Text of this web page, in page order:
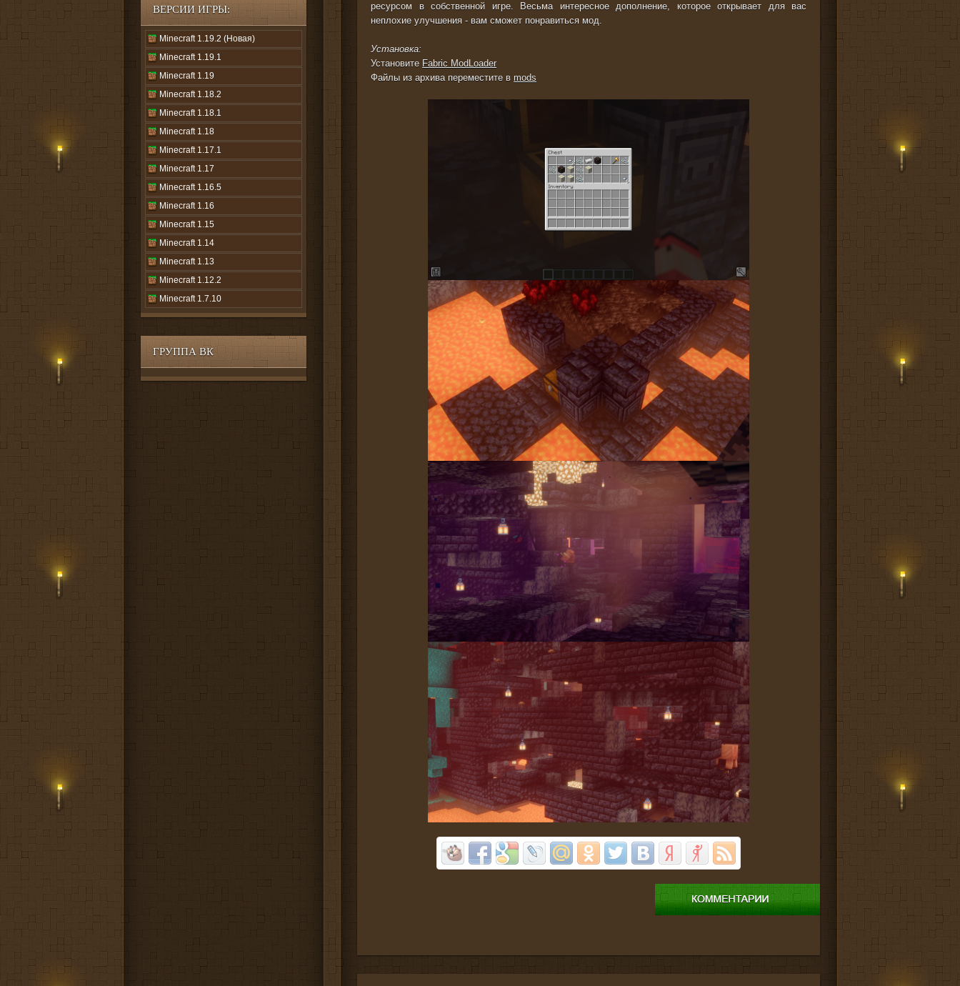
ВЕРСИИ ИГРЫ:
Minecraft 1.19.2 (Новая)
Minecraft 1.19.1
Minecraft 1.19
Minecraft 1.18.2
Minecraft 1.18.1
Minecraft 1.18
Minecraft 1.17.1
Minecraft 1.17
Minecraft 1.16.5
Minecraft 1.16
Minecraft 1.15
Minecraft 1.14
Minecraft 1.13
Minecraft 1.12.2
Minecraft 1.7.10
ГРУППА ВК
ресурсом в собственной игре. Весьма интересное дополнение, которое открывает для вас
неплохие улучшения - вам сможет понравиться мод.
Установка:
Установите Fabric ModLoader
Файлы из архива переместите в mods